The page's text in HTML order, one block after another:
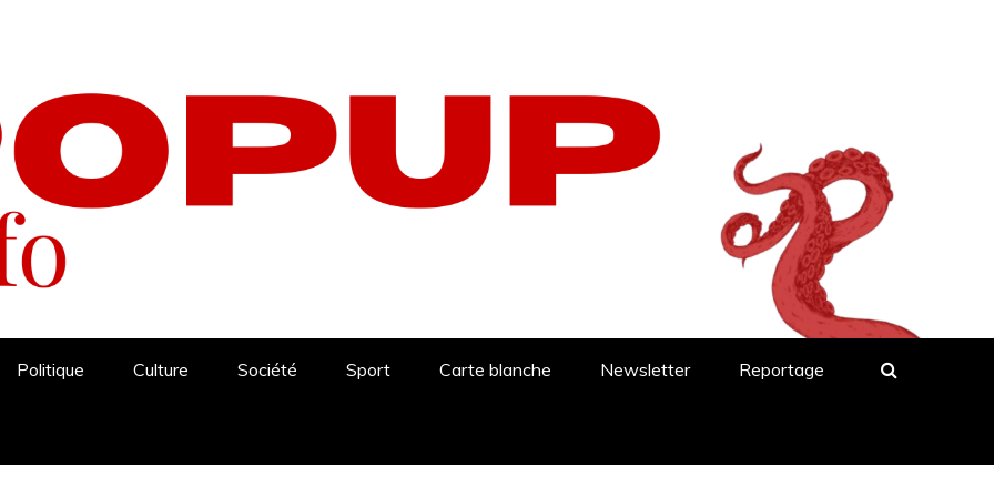
Politique Culture Société Sport Carte blanche Newsletter Reportage